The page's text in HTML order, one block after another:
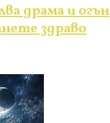
драма и огън
здраво